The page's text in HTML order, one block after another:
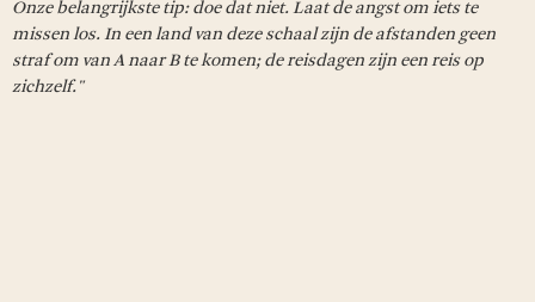
Onze belangrijkste tip: doe dat niet. Laat de angst om iets te
missen los. In een land van deze schaal zijn de afstanden geen
straf om van A naar B te komen; de reisdagen zijn een reis op
zichzelf."